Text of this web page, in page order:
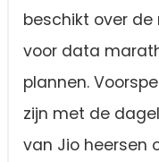
beschikt over
voor data
plannen.
zijn met de
van Jio heersen